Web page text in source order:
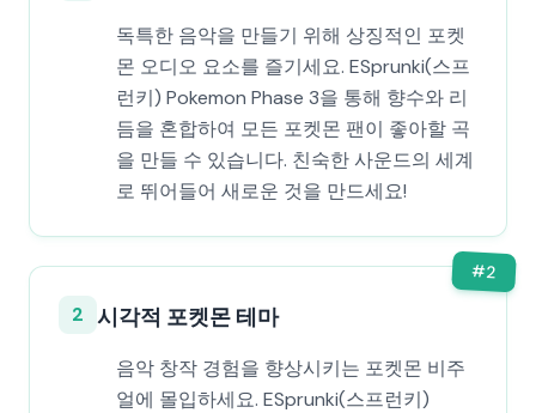
독특한 음악을 만들기 위해 상징적인 포켓
몬 오디오 요소를 즐기세요. ESprunki(스프
런키) Pokemon Phase 3을 통해 향수와 리
듬을 혼합하여 모든 포켓몬 팬이 좋아할 곡
을 만들 수 있습니다. 친숙한 사운드의 세계
로 뛰어들어 새로운 것을 만드세요!
#2
2 시각적 포켓몬 테마
음악 창작 경험을 향상시키는 포켓몬 비주
얼에 몰입하세요. ESprunki(스프런키)